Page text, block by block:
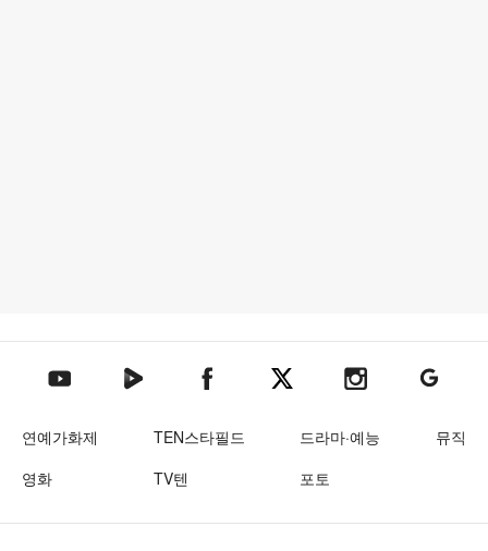
텐아시아 유튜브텐아시아 네이버TV텐아시아 페이스북텐아시아 엑스텐아시아 인스타그램
텐아시아
연예가화제 TEN스타필드 드라마·예능
뮤직
영화
TV텐 포토